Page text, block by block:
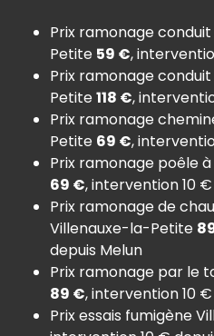
Prix ramonage
Petite 59 €,
Prix ramonage
Petite118 €,
Prix ramonage
Petite 69 €,
Prix ramonage poêle
69 €, intervention 10
Prix ramonage de
Villenauxe-la-Petite
depuis Melun
Prix ramonage par le
89 €, intervention 10
Prix essais fumigène